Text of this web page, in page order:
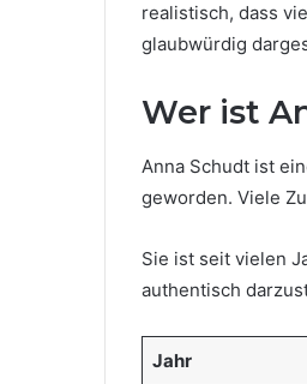
realistisch, dass
glaubwürdig
Wer ist
Anna Schudt ist
geworden. Viele
Sie ist seit vielen
authentisch
Jahr